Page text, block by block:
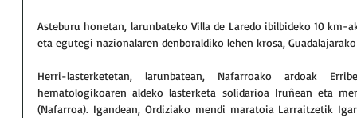
Asteburu honetan, larunbateko Villa de Laredo ibilbideko 10
eta egutegi nazionalaren denboraldiko lehen krosa,
Herri-lasterketetan, larunbatean, Nafarroako ardoak
hematologikoaren aldeko lasterketa solidarioa Iruñean eta
(Nafarroa). Igandean, Ordiziako mendi maratoia Larraitzetik